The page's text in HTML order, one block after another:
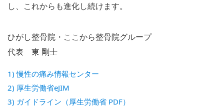
し、これからも進化し続けます。
ひがし整骨院・ここから整骨院グループ
代表 東 剛士
1) 慢性の痛み情報センター
2) 厚生労働省eJIM
3) ガイドライン（厚生労働省 PDF）